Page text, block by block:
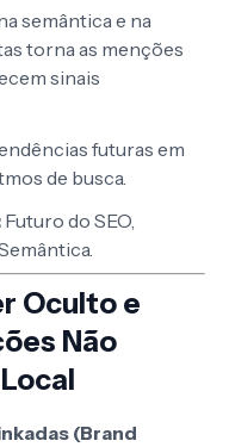
semântica e na
torna as menções
sinais
futuras em
de busca.
Futuro do SEO,
Oculto e
Não
(Brand